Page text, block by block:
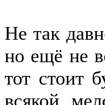
Не так
но ещё не
тот стоит
всякой